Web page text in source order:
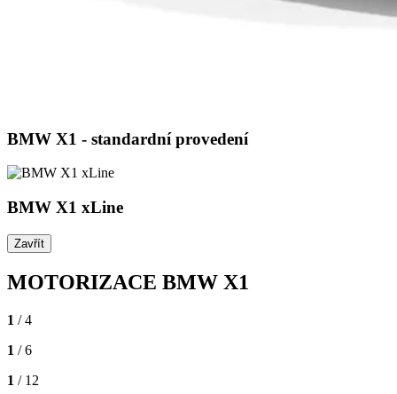
BMW X1 - standardní provedení
BMW X1 xLine
Zavřít
MOTORIZACE BMW X1
1 / 4
1 / 6
1 / 12